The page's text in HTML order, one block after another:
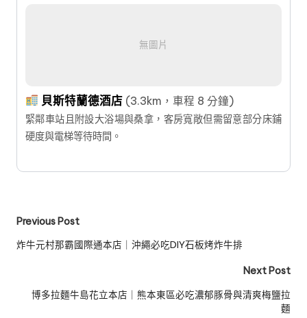
無圖片
貝斯特蘭德酒店 (3.3km，車程 8 分鐘)
緊鄰車站且附設大浴場與桑拿，客房寬敞但需留意部分床鋪
硬度與電梯等待時間。
Post
navigation
Previous Post
炸牛元村那霸國際通本店｜沖繩必吃DIY石板烤炸牛排
Next Post
博多拉麵牛島花立本店｜熊本東區必吃濃郁豚骨與清爽梅鹽拉
麵